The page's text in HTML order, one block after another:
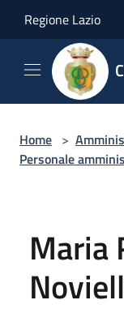
Regione Lazio
Home >
Personale
Maria